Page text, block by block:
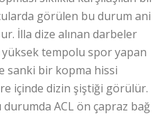
görülen bu durum ani
İlla dize alınan darbeler
tempolu spor yapan
sanki bir kopma hissi
içinde dizin şiştiği görülür.
ACL ön çapraz bağ